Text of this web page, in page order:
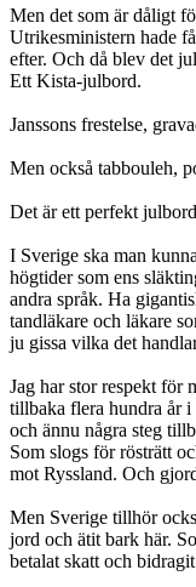
Men det som är dåligt
Utrikesministern hade
efter. Och då blev det
Ett Kista-julbord.
Janssons frestelse,
Men också tabbouleh,
Det är ett perfekt
I Sverige ska man
högtider som ens
andra språk. Ha
tandläkare och läkare
ju gissa vilka det
Jag har stor respekt för
tillbaka flera hundra år
och ännu några steg
Som slogs för rösträtt
mot Ryssland. Och
Men Sverige tillhör
jord och ätit bark här.
betalat skatt och